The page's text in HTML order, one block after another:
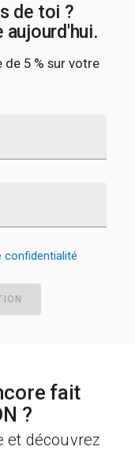
de toi ?
aujourd'hui.
5 % sur votre
confidentialité
fait
?
et découvrez